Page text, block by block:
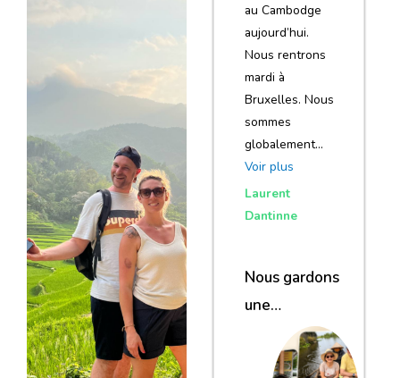
au Cambodge
aujourd’hui.
Nous rentrons
mardi à
Bruxelles. Nous
sommes
globalement…
Voir plus
Laurent
Dantinne
Nous gardons
une
excellente
impression de